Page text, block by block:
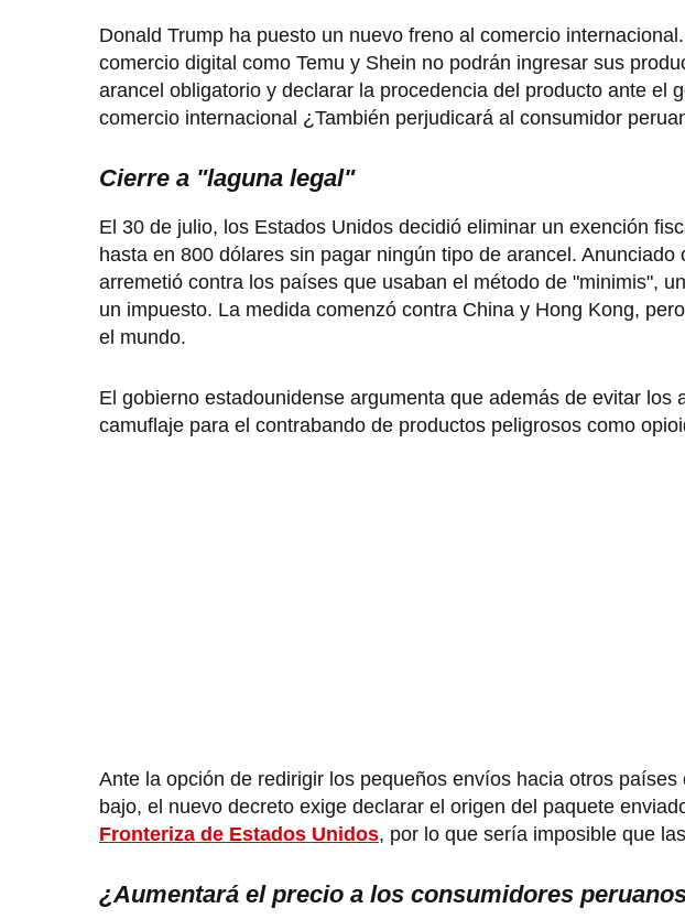
Donald Trump ha puesto un nuevo freno al comercio
comercio digital como Temu y Shein no podrán ingresar sus
arancel obligatorio y declarar la procedencia del producto ante el
comercio internacional ¿También perjudicará al consumidor
Cierre a "laguna legal"
El 30 de julio, los Estados Unidos decidió eliminar un exención
hasta en 800 dólares sin pagar ningún tipo de arancel. Anunciado
arremetió contra los países que usaban el método de "minimis",
un impuesto. La medida comenzó contra China y Hong Kong,
el mundo.
El gobierno estadounidense argumenta que además de evitar
camuflaje para el contrabando de productos peligrosos como
Ante la opción de redirigir los pequeños envíos hacia otros
bajo, el nuevo decreto exige declarar el origen del paquete
Fronteriza de Estados Unidos, por lo que sería imposible que
¿Aumentará el precio a los consumidores